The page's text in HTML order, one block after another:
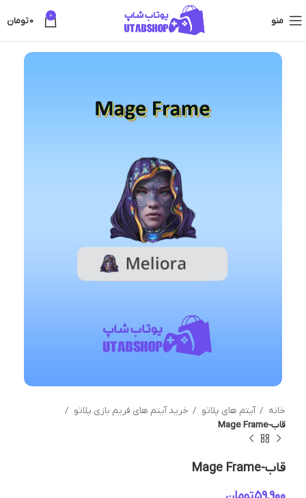
منو 0
0تومان
خانه آیتم های پلاتو
خرید آیتم های فریم بازی پلاتو
قاب-Mage Frame
قاب-Mage Frame